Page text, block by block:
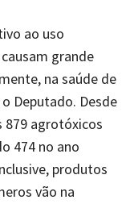
ao uso
grande
na saúde de
Deputado. Desde
879 agrotóxicos
474 no ano
produtos
vão na